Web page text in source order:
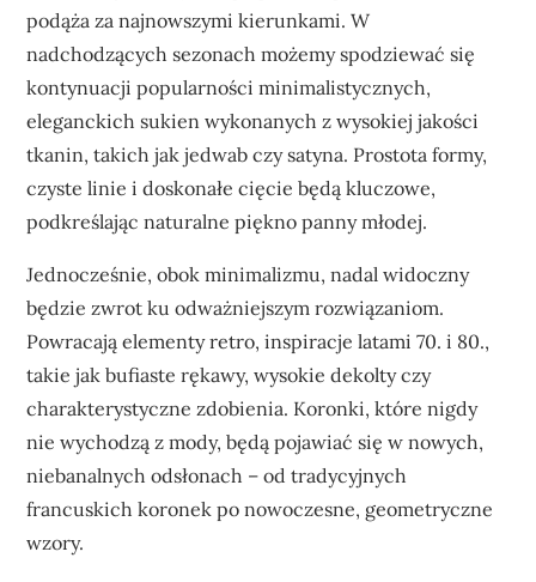
podąża za najnowszymi kierunkami. W
nadchodzących sezonach możemy spodziewać się
kontynuacji popularności minimalistycznych,
eleganckich sukien wykonanych z wysokiej jakości
tkanin, takich jak jedwab czy satyna. Prostota formy,
czyste linie i doskonałe cięcie będą kluczowe,
podkreślając naturalne piękno panny młodej.
Jednocześnie, obok minimalizmu, nadal widoczny
będzie zwrot ku odważniejszym rozwiązaniom.
Powracają elementy retro, inspiracje latami 70. i 80.,
takie jak bufiaste rękawy, wysokie dekolty czy
charakterystyczne zdobienia. Koronki, które nigdy
nie wychodzą z mody, będą pojawiać się w nowych,
niebanalnych odsłonach – od tradycyjnych
francuskich koronek po nowoczesne, geometryczne
wzory.